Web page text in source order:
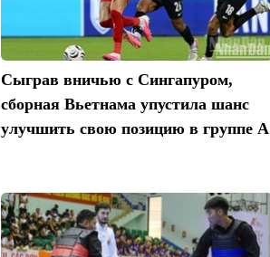
Сыграв вничью с Сингапуром,
сборная Вьетнама упустила шанс
улучшить свою позицию в группе A